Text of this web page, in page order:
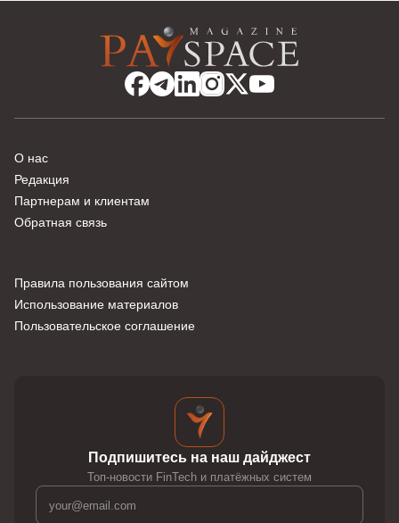
О нас
Редакция
Партнерам и клиентам
Обратная связь
Правила пользования сайтом
Использование материалов
Пользовательское соглашение
Подпишитесь на наш дайджест
Топ-новости FinTech и платёжных систем